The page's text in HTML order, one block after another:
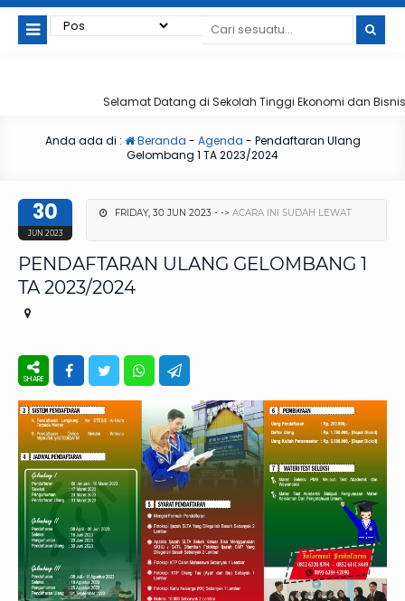
Selamat Datang di Sekolah Tinggi Ekonomi dan Bisnis
Anda ada di : Beranda - Agenda - Pendaftaran Ulang
Gelombang 1 TA 2023/2024
30
JUN 2023
FRIDAY, 30 JUN 2023 - -> ACARA INI SUDAH LEWAT
PENDAFTARAN ULANG GELOMBANG 1
TA 2023/2024